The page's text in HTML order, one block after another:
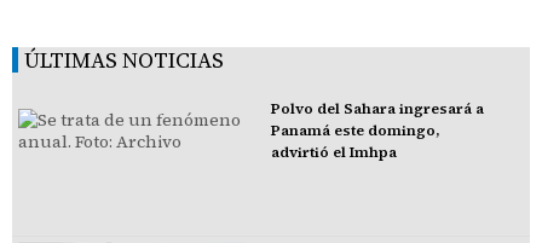
ÚLTIMAS NOTICIAS
Polvo del Sahara ingresará a
Panamá este domingo,
advirtió el Imhpa